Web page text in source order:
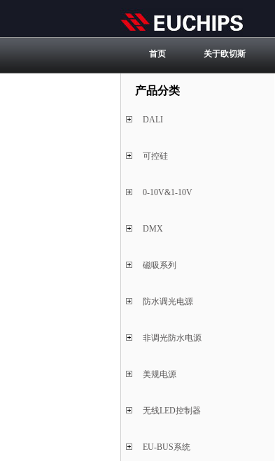
首页 关于欧切斯
产品分类
DALI
可控硅
0-10V&1-10V
DMX
磁吸系列
防水调光电源
非调光防水电源
美规电源
无线LED控制器
EU-BUS系统